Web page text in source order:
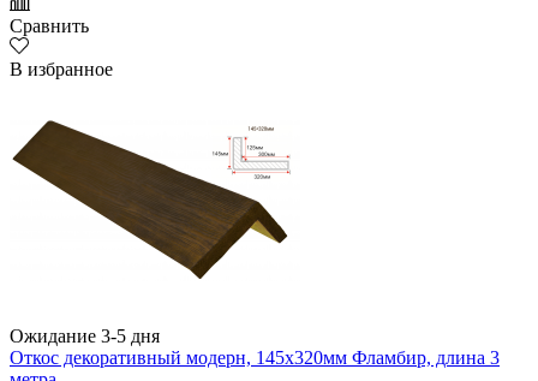
Сравнить
В избранное
Ожидание 3-5 дня
Откос декоративный модерн, 145х320мм Фламбир, длина 3